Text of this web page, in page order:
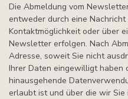
Die Abmeldung vom
entweder durch eine
Kontaktmöglichkeit oder über
Newsletter erfolgen. Nach
Adresse, soweit Sie nicht
Ihrer Daten eingewilligt haben
hinausgehende
erlaubt ist und über die wir Sie